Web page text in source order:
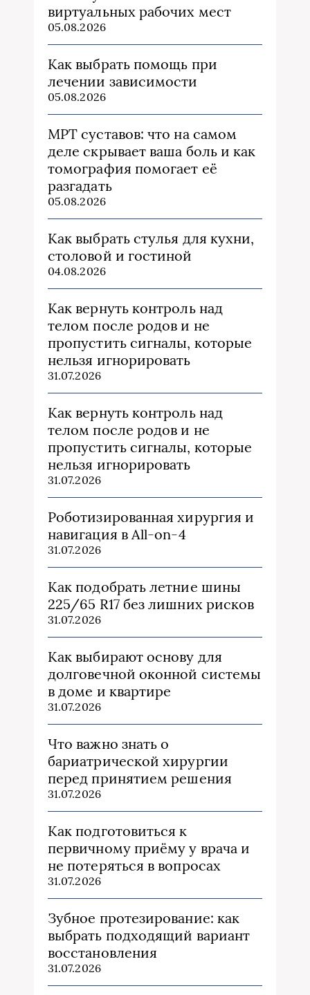
виртуальных рабочих мест
05.08.2026
Как выбрать помощь при
лечении зависимости
05.08.2026
МРТ суставов: что на самом
деле скрывает ваша боль и как
томография помогает её
разгадать
05.08.2026
Как выбрать стулья для кухни,
столовой и гостиной
04.08.2026
Как вернуть контроль над
телом после родов и не
пропустить сигналы, которые
нельзя игнорировать
31.07.2026
Как вернуть контроль над
телом после родов и не
пропустить сигналы, которые
нельзя игнорировать
31.07.2026
Роботизированная хирургия и
навигация в All-on-4
31.07.2026
Как подобрать летние шины
225/65 R17 без лишних рисков
31.07.2026
Как выбирают основу для
долговечной оконной системы
в доме и квартире
31.07.2026
Что важно знать о
бариатрической хирургии
перед принятием решения
31.07.2026
Как подготовиться к
первичному приёму у врача и
не потеряться в вопросах
31.07.2026
Зубное протезирование: как
выбрать подходящий вариант
восстановления
31.07.2026